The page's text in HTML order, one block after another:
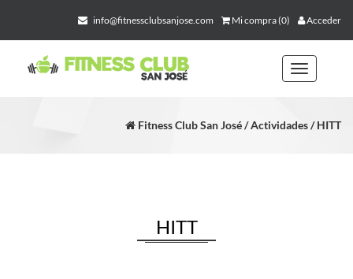
info@fitnessclubsanjose.com Mi compra (0) Acceder
Toggle
navigation
Fitness Club San José / Actividades / HITT
HITT